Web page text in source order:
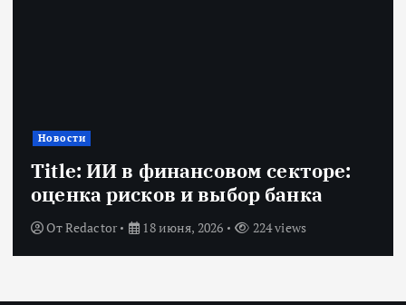
Новости
Title: ИИ в финансовом секторе:
оценка рисков и выбор банка
ОтRedactor 18 июня, 2026 224 views